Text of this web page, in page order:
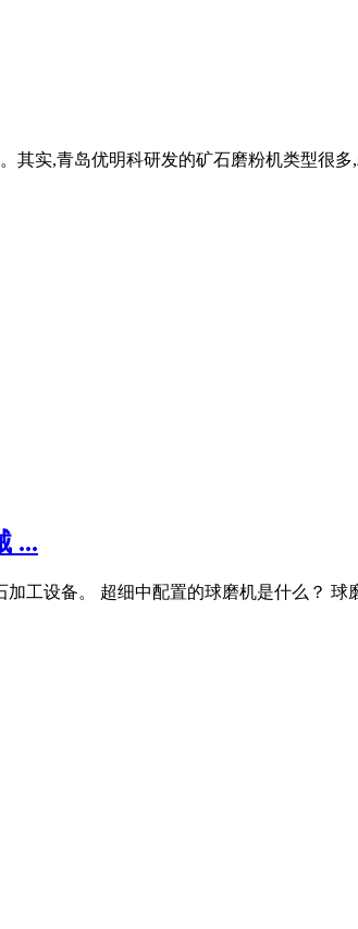
实,青岛优明科研发的矿石磨粉机类型很
...
工设备。 超细中配置的球磨机是什么？ 球